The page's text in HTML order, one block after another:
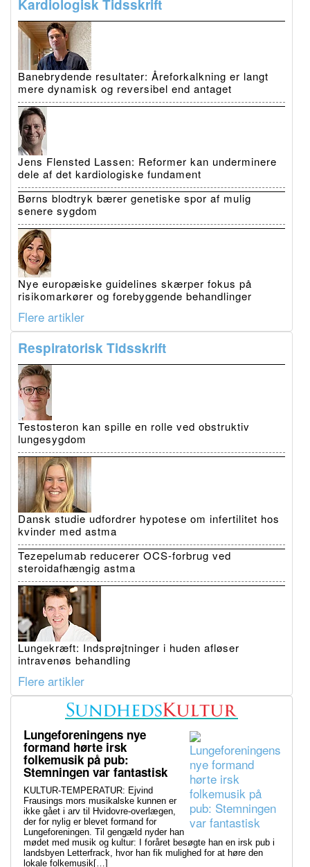
Kardiologisk Tidsskrift
Banebrydende resultater: Åreforkalkning er langt
mere dynamisk og reversibel end antaget
Jens Flensted Lassen: Reformer kan underminere
dele af det kardiologiske fundament
Børns blodtryk bærer genetiske spor af mulig
senere sygdom
Nye europæiske guidelines skærper fokus på
risikomarkører og forebyggende behandlinger
Flere artikler
Respiratorisk Tidsskrift
Testosteron kan spille en rolle ved obstruktiv
lungesygdom
Dansk studie udfordrer hypotese om infertilitet hos
kvinder med astma
Tezepelumab reducerer OCS-forbrug ved
steroidafhængig astma
Lungekræft: Indsprøjtninger i huden afløser
intravenøs behandling
Flere artikler
Lungeforeningens nye
formand hørte irsk
folkemusik på pub:
Stemningen var fantastisk
KULTUR-TEMPERATUR: Ejvind
Frausings mors musikalske kunnen er
ikke gået i arv til Hvidovre-overlægen,
der for nylig er blevet formand for
Lungeforeningen. Til gengæld nyder han
mødet med musik og kultur: I foråret besøgte han en irsk pub i
landsbyen Letterfrack, hvor han fik mulighed for at høre den
lokale folkemusik[…]